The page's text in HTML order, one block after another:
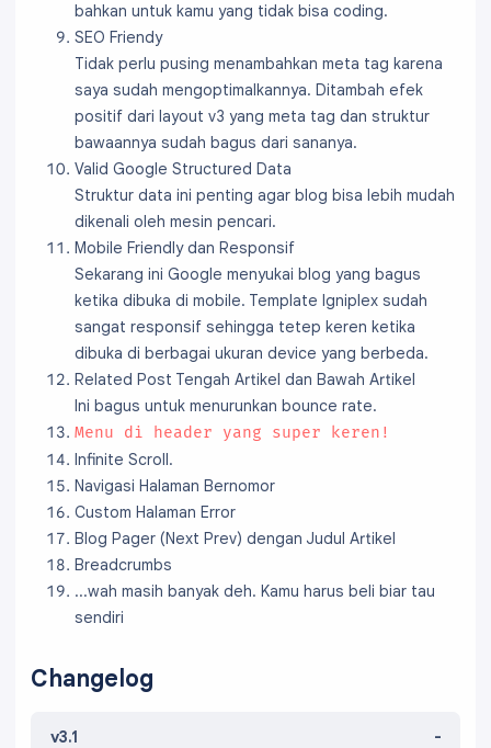
bahkan untuk kamu yang tidak bisa coding.
SEO Friendy
Tidak perlu pusing menambahkan meta tag karena
saya sudah mengoptimalkannya. Ditambah efek
positif dari layout v3 yang meta tag dan struktur
bawaannya sudah bagus dari sananya.
Valid Google Structured Data
Struktur data ini penting agar blog bisa lebih mudah
dikenali oleh mesin pencari.
Mobile Friendly dan Responsif
Sekarang ini Google menyukai blog yang bagus
ketika dibuka di mobile. Template Igniplex sudah
sangat responsif sehingga tetep keren ketika
dibuka di berbagai ukuran device yang berbeda.
Related Post Tengah Artikel dan Bawah Artikel
Ini bagus untuk menurunkan bounce rate.
Menu di header yang super keren!
Infinite Scroll.
Navigasi Halaman Bernomor
Custom Halaman Error
Blog Pager (Next Prev) dengan Judul Artikel
Breadcrumbs
...wah masih banyak deh. Kamu harus beli biar tau
sendiri
Changelog
v3.1